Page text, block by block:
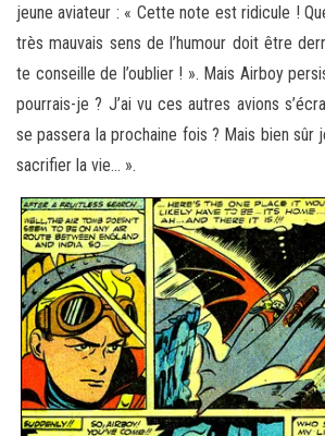
jeune aviateur : « Cette note est ridicule !
très mauvais sens de l’humour doit être
te conseille de l’oublier ! ». Mais Airboy
pourrais-je ? J’ai vu ces autres avions
se passera la prochaine fois ? Mais bien sûr
sacrifier la vie… ».